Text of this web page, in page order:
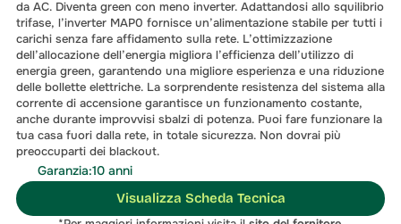
da AC. Diventa green con meno inverter. Adattandosi allo squilibrio
trifase, l’inverter MAP0 fornisce un’alimentazione stabile per tutti i
carichi senza fare affidamento sulla rete. L’ottimizzazione
dell’allocazione dell’energia migliora l’efficienza dell’utilizzo di
energia green, garantendo una migliore esperienza e una riduzione
delle bollette elettriche. La sorprendente resistenza del sistema alla
corrente di accensione garantisce un funzionamento costante,
anche durante improvvisi sbalzi di potenza. Puoi fare funzionare la
tua casa fuori dalla rete, in totale sicurezza. Non dovrai più
preoccuparti dei blackout.
Garanzia:10 anni
Visualizza Scheda Tecnica